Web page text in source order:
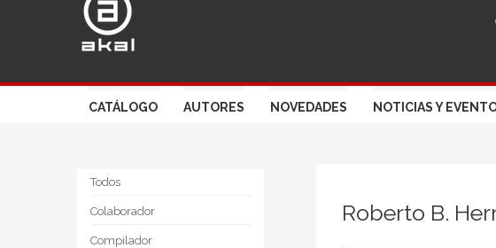
CATÁLOGO AUTORES NOVEDADES NOTICIAS Y
Todos
Colaborador
Compilador
Roberto B.